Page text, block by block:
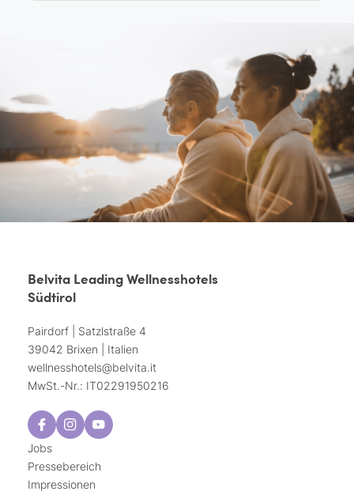
Belvita Leading Wellnesshotels
Südtirol
Pairdorf | Satzlstraße 4
39042 Brixen | Italien
wellnesshotels@belvita.it
MwSt.-Nr.: IT02291950216
Jobs
Pressebereich
Impressionen